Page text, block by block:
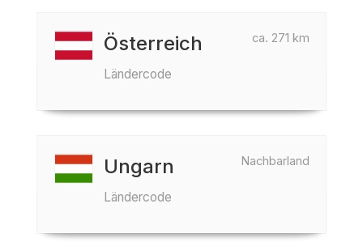
ca. 271 km
Österreich
Ländercode
Nachbarland
Ungarn
Ländercode